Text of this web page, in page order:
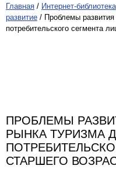
Главная / Интернет-библиотека
развитие / Проблемы
потребительского сегмента
ПРОБЛЕМЫ
РЫНКА ТУРИЗМА
СТАРШЕГО